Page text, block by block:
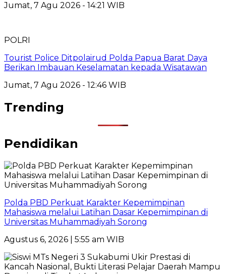
Jumat, 7 Agu 2026 - 14:21 WIB
POLRI
Tourist Police Ditpolairud Polda Papua Barat Daya
Berikan Imbauan Keselamatan kepada Wisatawan
Jumat, 7 Agu 2026 - 12:46 WIB
Trending
Pendidikan
Polda PBD Perkuat Karakter Kepemimpinan
Mahasiswa melalui Latihan Dasar Kepemimpinan di
Universitas Muhammadiyah Sorong
Agustus 6, 2026 | 5:55 am WIB